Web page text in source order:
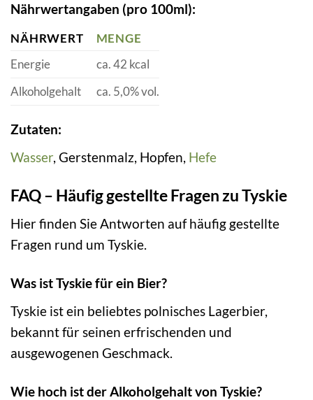
Nährwertangaben (pro 100ml):
NÄHRWERT
MENGE
Energie
ca. 42 kcal
Alkoholgehalt
ca. 5,0% vol.
Zutaten:
Wasser, Gerstenmalz, Hopfen, Hefe
FAQ – Häufig gestellte Fragen zu Tyskie
Hier finden Sie Antworten auf häufig gestellte
Fragen rund um Tyskie.
Was ist Tyskie für ein Bier?
Tyskie ist ein beliebtes polnisches Lagerbier,
bekannt für seinen erfrischenden und
ausgewogenen Geschmack.
Wie hoch ist der Alkoholgehalt von Tyskie?